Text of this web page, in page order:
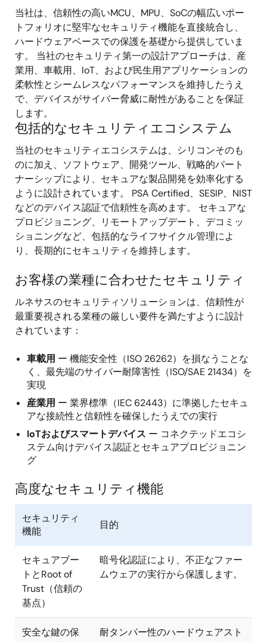
当社は、信頼性の高いMCU、MPU、SoCの幅広いポー
トフォリオに堅牢なセキュリティ機能を直接統合し、
ハードウェアベースでの保護を基礎から提供していま
す。 当社のセキュリティ第一の設計アプローチは、産
業用、車載用、IoT、および民生用アプリケーションの
柔軟性とシームレスなパフォーマンスを維持したうえ
で、デバイスがサイバー脅威に耐性があることを保証
します。
包括的なセキュリティエコシステム
当社のセキュリティエコシステムは、シリコンそのも
のに加え、ソフトウェア、開発ツール、戦略的パート
ナーシップにより、セキュアな製品開発を効率化する
ように設計されています。 PSA Certified、SESIP、NIST
などのデバイス認証で信頼性を高めます。 セキュアな
プロビジョニング、リモートアップデート、デコミッ
ショニングなど、包括的なライフサイクル管理によ
り、長期的にセキュリティを維持します。
お客様の業種に合わせたセキュリティ
ルネサスのセキュリティソリューションは、信頼性が
最重要視される業種の厳しい要件を満たすように設計
されています：
車載用 ー 機能安全性（ISO 26262）を損なうことな
く、最先端のサイバー耐障害性（ISO/SAE 21434）を
実現
産業用 ー 業界標準（IEC 62443）に準拠したセキュ
アな接続性と信頼性を確保したうえでの実行
IoTおよびスマートデバイス ー コネクテッドエコシ
ステム向けデバイス認証とセキュアプロビジョニン
グ
高度なセキュリティ機能
セキュリティ
機能
目的
セキュアブー
トとRoot of
Trust（信頼の
基点）
暗号化認証により、不正なファー
ムウェアの実行から保護します。
安全な鍵の保
耐タンパー性のハードウェアスト